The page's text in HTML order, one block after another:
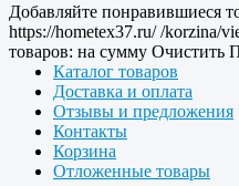
Добавляйте понравившиеся
https://hometex37.ru/ /korzina/
товаров: на сумму Очистить
Каталог товаров
Доставка и оплата
Отзывы и предложения
Контакты
Корзина
Отложенные товары